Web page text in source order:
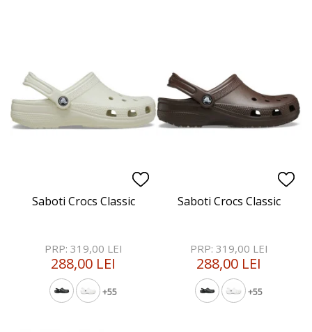
Saboti Crocs Classic
+55
PRP: 319,00 LEI
288,00 LEI
Saboti Crocs Classic
+55
PRP: 319,00 LEI
288,00 LEI